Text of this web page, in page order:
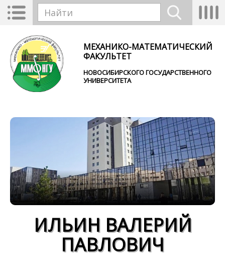
Перейти к основному содержанию
Toggle
navigation
Форма поиска
МЕХАНИКО-МАТЕМАТИЧЕСКИЙ
ФАКУЛЬТЕТ
НОВОСИБИРСКОГО ГОСУДАРСТВЕННОГО
УНИВЕРСИТЕТА
ИЛЬИН ВАЛЕРИЙ
ПАВЛОВИЧ